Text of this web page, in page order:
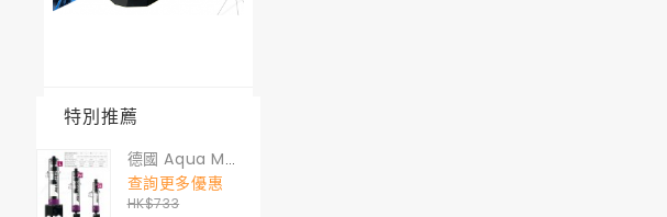
特別推薦
德國 Aqua Medic MULTI REACTOR S GEN II (煮豆機) S 號
查詢更多優惠
HK$733